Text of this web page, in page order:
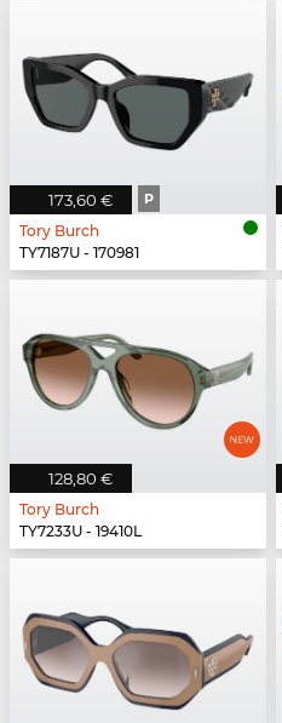
173,60 € P
Tory Burch
TY7187U - 170981
128,80 €
Tory Burch
TY7233U - 19410L